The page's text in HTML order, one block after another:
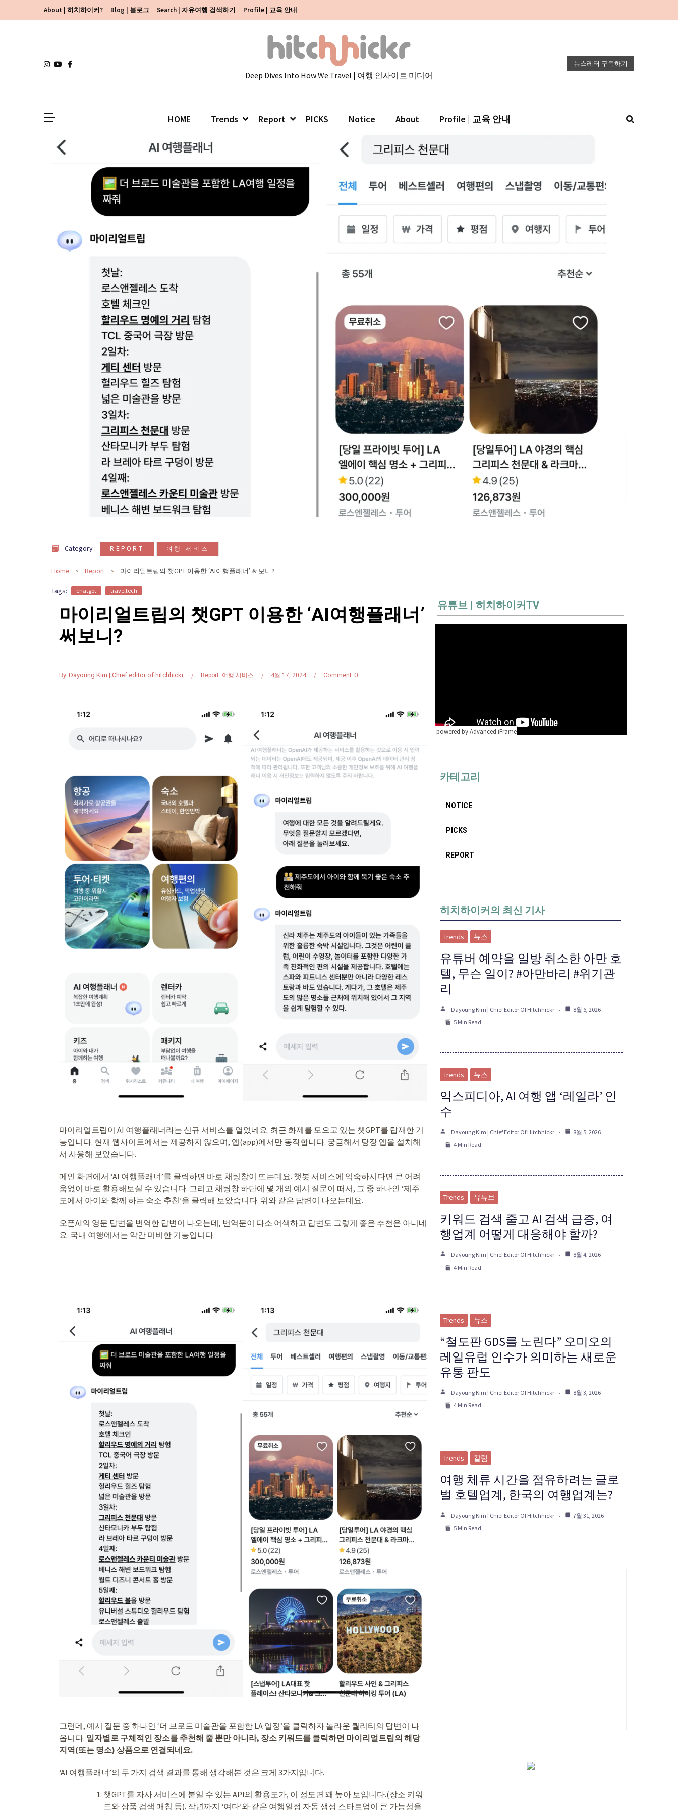
to
to
About | 히치하이커? Blog | 블로그 Search | 자유여행 검색하기 Profile | 교육 안내
Deep Dives Into How We Travel | 여행 인사이트 미디어
뉴스레터 구독하기
HOME Trends Report PICKS Notice About Profile | 교육 안내
Category : REPORT 여행 서비스
Home Report 마이리얼트립의 챗GPT 이용한 ‘AI여행플래너’ 써보니?
Tags: chatgpt traveltech
마이리얼트립의 챗GPT 이용한 ‘AI여행플래너’
써보니?
By Dayoung Kim | Chief editor of hitchhickr Report 여행 서비스 4월 17, 2024 0
Comment
마이리얼트립이 AI 여행플래너라는 신규 서비스를 열었네요. 최근 화제를 모으고 있는 챗GPT를 탑재한 기
능입니다. 현재 웹사이트에서는 제공하지 않으며, 앱(app)에서만 동작합니다. 궁금해서 당장 앱을 설치해
서 사용해 보았습니다.
메인 화면에서 ‘AI 여행플래너’를 클릭하면 바로 채팅창이 뜨는데요. 챗봇 서비스에 익숙하시다면 큰 어려
움없이 바로 활용해보실 수 있습니다. 그리고 채팅창 하단에 몇 개의 예시 질문이 떠서, 그 중 하나인 ‘제주
도에서 아이와 함께 하는 숙소 추천’을 클릭해 보았습니다. 위와 같은 답변이 나오는데요.
오픈AI의 영문 답변을 번역한 답변이 나오는데, 번역문이 다소 어색하고 답변도 그렇게 좋은 추천은 아니네
요. 국내 여행에서는 약간 미비한 기능입니다.
그런데, 예시 질문 중 하나인 ‘더 브로드 미술관을 포함한 LA 일정’을 클릭하자 놀라운 퀄리티의 답변이 나
옵니다. 일자별로 구체적인 장소를 추천해 줄 뿐만 아니라, 장소 키워드를 클릭하면 마이리얼트립의 해당
지역(또는 명소) 상품으로 연결되네요.
‘AI 여행플래너’의 두 가지 검색 결과를 통해 생각해본 것은 크게 3가지입니다.
챗GPT를 자사 서비스에 붙일 수 있는 API의 활용도가, 이 정도면 꽤 높아 보입니다.(장소 키워
드와 상품 검색 매칭 등). 작년까지 ‘여다’와 같은 여행일정 자동 생성 스타트업이 큰 가능성을
유튜브 | 히치하이커TV
powered by Advanced iFrame
카테고리
NOTICE
PICKS
REPORT
히치하이커의 최신 기사
Trends 뉴스
유튜버 예약을 일방 취소한 아만 호
텔, 무슨 일이? #아만바리 #위기관
리
Dayoung Kim | Chief Editor Of Hitchhickr
8월 6, 2026
5 Min Read
Trends 뉴스
익스피디아, AI 여행 앱 ‘레일라’ 인
수
Dayoung Kim | Chief Editor Of Hitchhickr
8월 5, 2026
4 Min Read
Trends 유튜브
키워드 검색 줄고 AI 검색 급증, 여
행업계 어떻게 대응해야 할까?
Dayoung Kim | Chief Editor Of Hitchhickr
8월 4, 2026
4 Min Read
Trends 뉴스
“철도판 GDS를 노린다” 오미오의
레일유럽 인수가 의미하는 새로운
유통 판도
Dayoung Kim | Chief Editor Of Hitchhickr
8월 3, 2026
4 Min Read
Trends 칼럼
여행 체류 시간을 점유하려는 글로
벌 호텔업계, 한국의 여행업계는?
Dayoung Kim | Chief Editor Of Hitchhickr
7월 31, 2026
5 Min Read